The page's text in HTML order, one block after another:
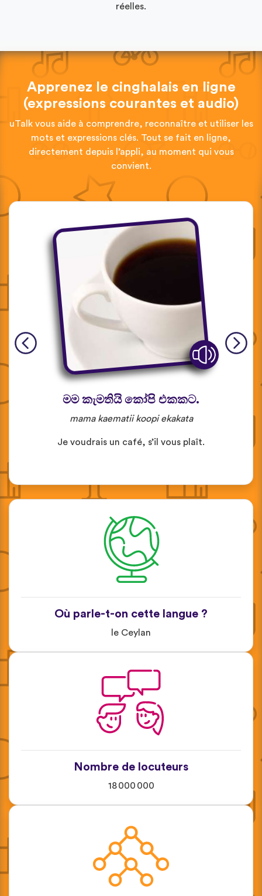
réelles.
Apprenez le cinghalais en ligne
(expressions courantes et audio)
uTalk vous aide à comprendre, reconnaître et utiliser les
mots et expressions clés. Tout se fait en ligne,
directement depuis l’appli, au moment qui vous
convient.
මම කැමතියි කෝපි එකකට.
mama kaematii koopi ekakata
Je voudrais un café, s’il vous plaît.
Où parle-t-on cette langue ?
le Ceylan
Nombre de locuteurs
18 000 000